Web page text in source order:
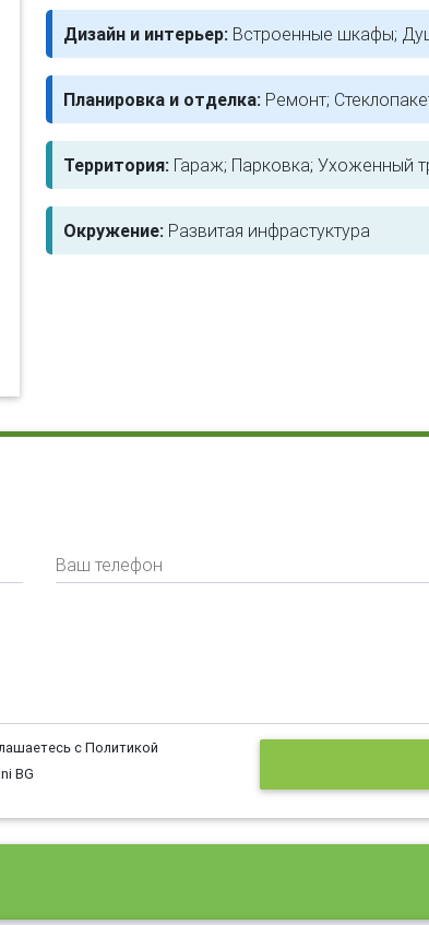
Дизайн и интерьер: Встроенные шкафы;
Планировка и отделка: Ремонт;
Территория: Гараж; Парковка; Ухоженный
Окружение: Развитая инфрастуктура
Ваш телефон
с Политикой
BG